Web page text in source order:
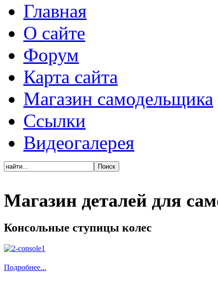
Главная
О сайте
Форум
Карта сайта
Магазин самодельщика
Ссылки
Видеогалерея
Магазин деталей для
Консольные ступицы колес
Подробнее...